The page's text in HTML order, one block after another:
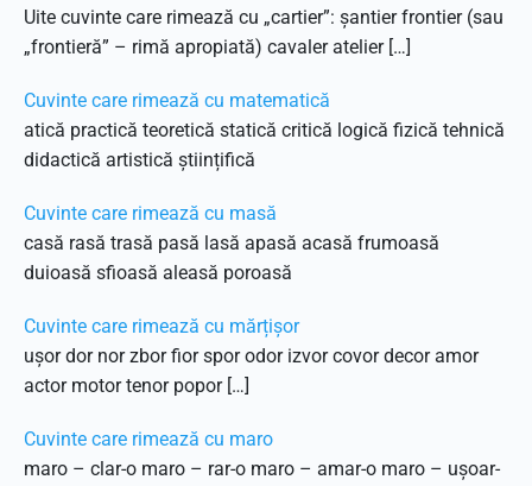
Uite cuvinte care rimează cu „cartier”: șantier frontier (sau
„frontieră” – rimă apropiată) cavaler atelier […]
Cuvinte care rimează cu matematică
atică practică teoretică statică critică logică fizică tehnică
didactică artistică științifică
Cuvinte care rimează cu masă
casă rasă trasă pasă lasă apasă acasă frumoasă
duioasă sfioasă aleasă poroasă
Cuvinte care rimează cu mărțișor
ușor dor nor zbor fior spor odor izvor covor decor amor
actor motor tenor popor […]
Cuvinte care rimează cu maro
maro – clar-o maro – rar-o maro – amar-o maro – ușoar-